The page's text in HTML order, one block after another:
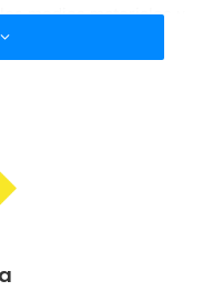
medios materiales y
que ha contado
de La Rioja y del
se había creado